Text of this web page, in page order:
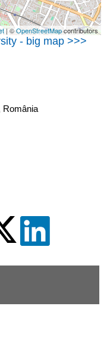
| ©OpenStreetMapcontributors
- big map >>>
România